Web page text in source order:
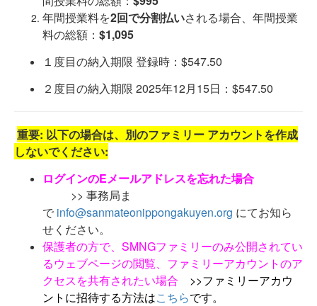
年間授業料を2回で分割払いされる場合、年間授業
料の総額： $1,095
１度目の納入期限 登録時：$547.50
２度目の納入期限 2025年12月15日：$547.50
重要: 以下の場合は、別のファミリー アカウントを作成
しないでください:
ログインのEメールアドレスを忘れた場合
>> 事務局ま
で info@sanmateonippongakuyen.org にてお知ら
せください。
保護者の方で、SMNGファミリーのみ公開されてい
るウェブページの閲覧、ファミリーアカウントのア
クセスを共有されたい場合 >>ファミリーアカウ
ントに招待する方法はこちらです。